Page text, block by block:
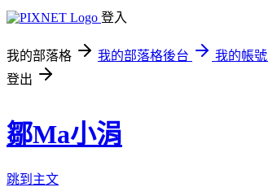
登入
我的部落格 我的部落格後台
我的帳號
登出
鄒Ma小涓
跳到主文